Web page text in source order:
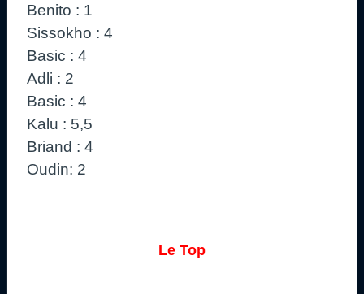
Benito : 1
Sissokho : 4
Basic : 4
Adli : 2
Basic : 4
Kalu : 5,5
Briand : 4
Oudin: 2
Le Top